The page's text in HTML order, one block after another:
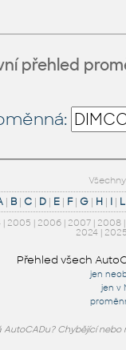
přehled
| B |C | D | E | F|G | H | I | L
| 2005 | 2006| 2007| 2008|
2024| 2025
Přehled všech
jen
jen v
AutoCADu? Chybějící nebo